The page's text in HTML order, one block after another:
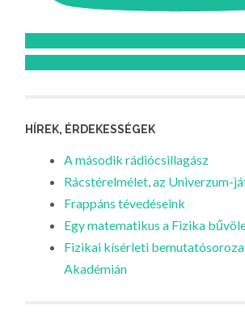
HÍREK, ÉRDEKESSÉGEK
A második rádiócsillagász
Rácstérelmélet, az Univerzum-
Frappáns tévedéseink
Egy matematikus a Fizika
Fizikai kísérleti
Akadémián